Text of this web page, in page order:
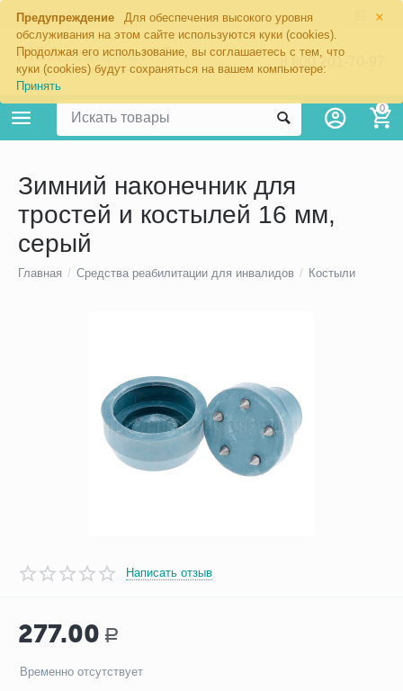
×
Предупреждение
Для обеспечения высокого уровня
обслуживания на этом сайте используются куки (cookies).
Продолжая его использование, вы соглашаетесь с тем, что
куки (cookies) будут сохраняться на вашем компьютере:
Принять
Москва
8 800 201-70-97
0
Зимний наконечник для
тростей и костылей 16 мм,
серый
Главная / Средства реабилитации для инвалидов / Костыли
Написать отзыв
277.00 Р
Временно отсутствует